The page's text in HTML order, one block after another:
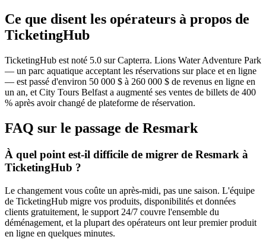
Ce que disent les opérateurs à propos de
TicketingHub
TicketingHub est noté 5.0 sur Capterra. Lions Water Adventure Park
— un parc aquatique acceptant les réservations sur place et en ligne
— est passé d'environ 50 000 $ à 260 000 $ de revenus en ligne en
un an, et City Tours Belfast a augmenté ses ventes de billets de 400
% après avoir changé de plateforme de réservation.
FAQ sur le passage de Resmark
À quel point est-il difficile de migrer de Resmark à
TicketingHub ?
Le changement vous coûte un après-midi, pas une saison. L'équipe
de TicketingHub migre vos produits, disponibilités et données
clients gratuitement, le support 24/7 couvre l'ensemble du
déménagement, et la plupart des opérateurs ont leur premier produit
en ligne en quelques minutes.